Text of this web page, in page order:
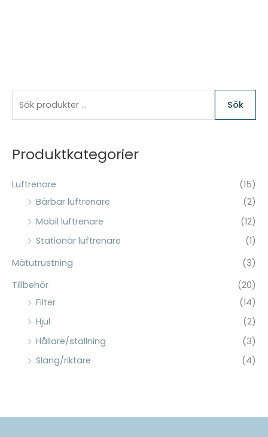
e
t
Sök
Produktkategorier
Luftrenare
(15)
Bärbar luftrenare
(2)
Mobil luftrenare
(12)
Stationär luftrenare
(1)
Mätutrustning
(3)
Tillbehör
(20)
Filter
(14)
Hjul
(2)
Hållare/ställning
(3)
Slang/riktare
(4)